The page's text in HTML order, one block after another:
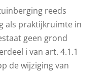
reeds
als praktijkruimte in
geen grond
i van art. 4.1.1
de wijziging van